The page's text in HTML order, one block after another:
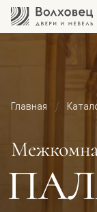
Главная